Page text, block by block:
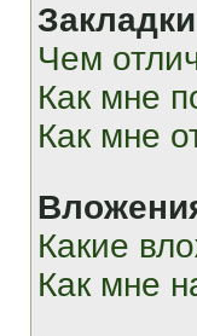
Чем
Как мне
Как мне
Какие
Как мне